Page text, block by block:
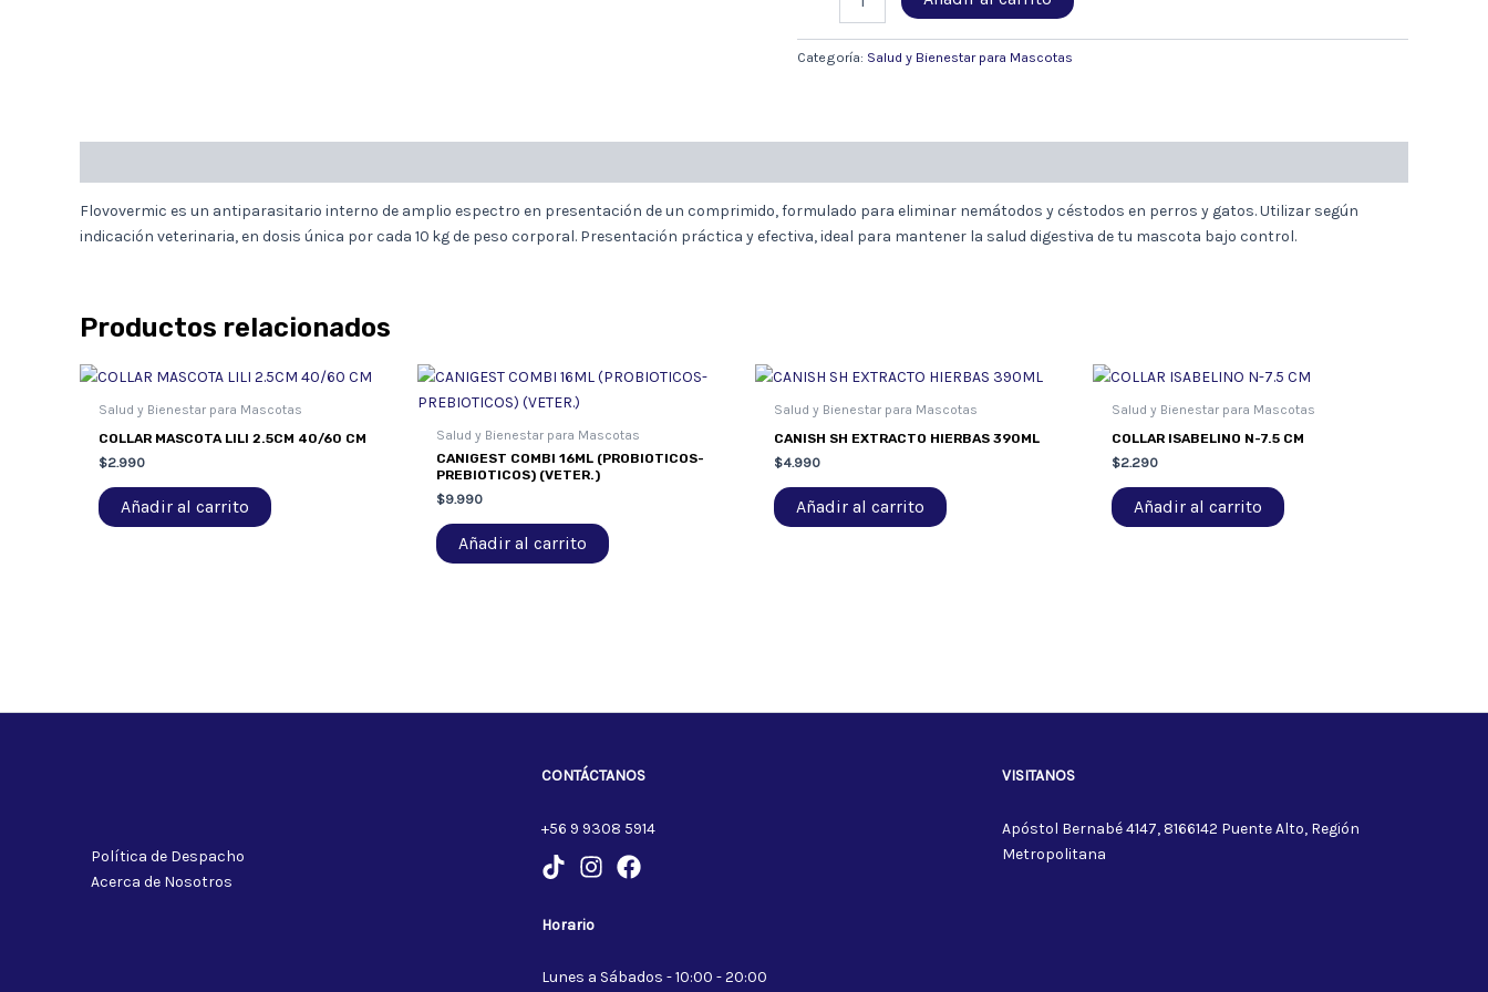
ANTIPARASITARIO
PERRO/GATO
Categoría: Salud y Bienestar para Mascotas
Flovovermic es un antiparasitario interno de amplio espectro en presentación de un comprimido, formulado para eliminar nemátodos y céstodos en perros y gatos. Utilizar según
indicación veterinaria, en dosis única por cada 10 kg de peso corporal. Presentación práctica y efectiva, ideal para mantener la salud digestiva de tu mascota bajo control.
Productos relacionados
Salud y Bienestar para Mascotas
COLLAR MASCOTA LILI 2.5CM 40/60 CM
$2.990
Añadir al carrito
Salud y Bienestar para Mascotas
CANIGEST COMBI 16ML (PROBIOTICOS-
PREBIOTICOS) (VETER.)
$9.990
Añadir al carrito
Salud y Bienestar para Mascotas
CANISH SH EXTRACTO HIERBAS 390ML
$4.990
Añadir al carrito
Salud y Bienestar para Mascotas
COLLAR ISABELINO N-7.5 CM
$2.290
Añadir al carrito
Política de Despacho
Acerca de Nosotros
CONTÁCTANOS
+56 9 9308 5914
Horario
Lunes a Sábados - 10:00 - 20:00
VISITANOS
Apóstol Bernabé 4147, 8166142 Puente Alto, Región
Metropolitana